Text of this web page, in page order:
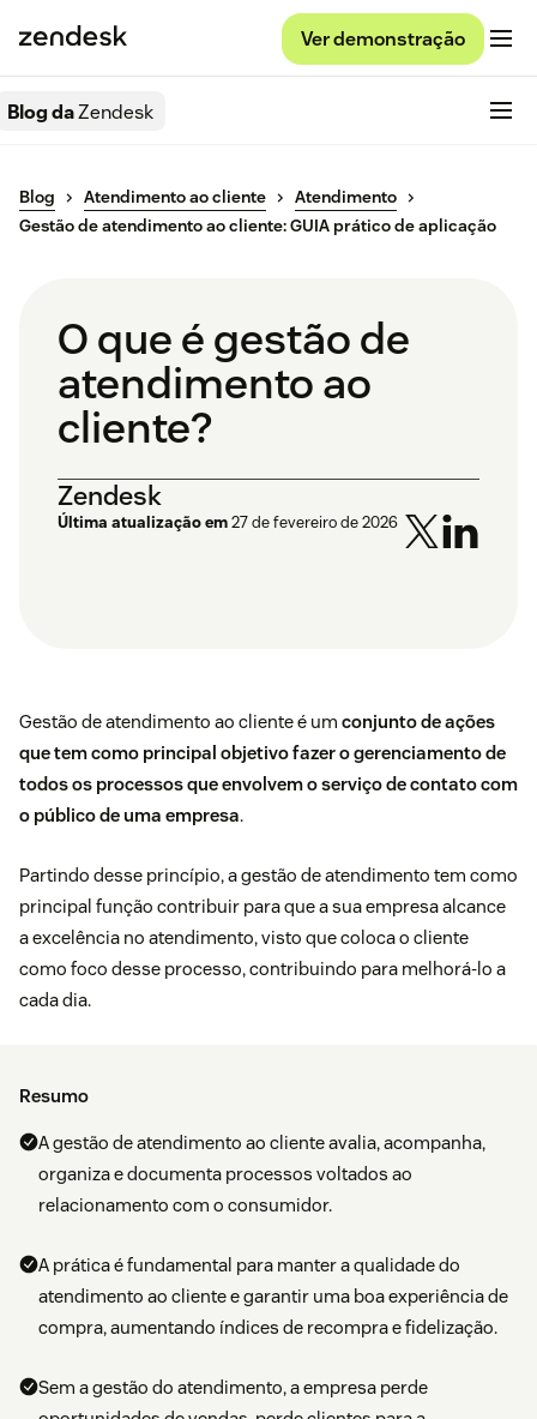
Ver demonstração
Blog daZendesk
Blog Atendimento ao cliente
Atendimento
Gestão de atendimento ao cliente: GUIA prático de aplicação
O que é gestão de
atendimento ao
cliente?
Zendesk
Última atualização em27 de fevereiro de 2026
Gestão de atendimento ao cliente é um conjunto de ações
que tem como principal objetivo fazer o gerenciamento de
todos os processos que envolvem o serviço de contato com
o público de uma empresa.
Partindo desse princípio, a gestão de atendimento tem como
principal função contribuir para que a sua empresa alcance
a excelência no atendimento, visto que coloca o cliente
como foco desse processo, contribuindo para melhorá-lo a
cada dia.
Resumo
A gestão de atendimento ao cliente avalia, acompanha,
organiza e documenta processos voltados ao
relacionamento com o consumidor.
A prática é fundamental para manter a qualidade do
atendimento ao cliente e garantir uma boa experiência de
compra, aumentando índices de recompra e fidelização.
Sem a gestão do atendimento, a empresa perde